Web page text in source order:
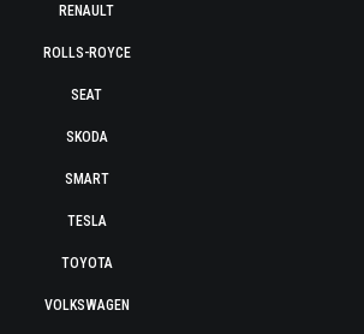
RENAULT
ROLLS-ROYCE
SEAT
SKODA
SMART
TESLA
TOYOTA
VOLKSWAGEN